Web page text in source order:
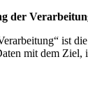
der
ist
mit dem